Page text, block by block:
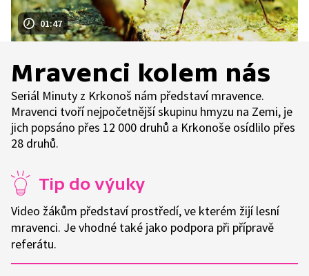
01:47
Mravenci kolem nás
Seriál Minuty z Krkonoš nám představí mravence.
Mravenci tvoří nejpočetnější skupinu hmyzu na Zemi, je
jich popsáno přes 12 000 druhů a Krkonoše osídlilo přes
28 druhů.
Tip do výuky
Video žákům představí prostředí, ve kterém žijí lesní
mravenci. Je vhodné také jako podpora při přípravě
referátu.